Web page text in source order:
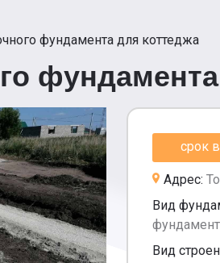
фундамента для коттеджа
срок
Адрес:
Вид
фундамент
Вид